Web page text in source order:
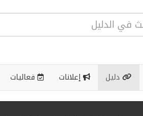
دليل إعلانات فعاليات